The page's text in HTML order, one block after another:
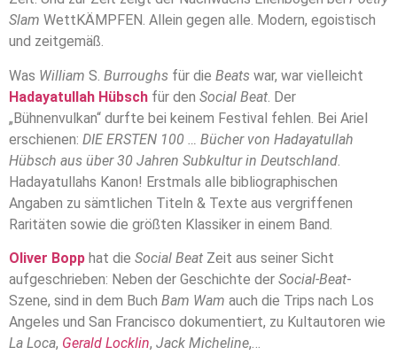
Slam WettKÄMPFEN. Allein gegen alle. Modern, egoistisch
und zeitgemäß.
Was William S. Burroughs für die Beats war, war vielleicht
Hadayatullah Hübsch für den Social Beat . Der
„Bühnenvulkan“ durfte bei keinem Festival fehlen. Bei Ariel
erschienen: DIE ERSTEN 100 … Bücher von Hadayatullah
Hübsch aus über 30 Jahren Subkultur in Deutschland
Hadayatullahs Kanon! Erstmals alle bibliographischen
Angaben zu sämtlichen Titeln & Texte aus vergriffenen
Raritäten sowie die größten Klassiker in einem Band.
Oliver Bopp hat die Social Beat Zeit aus seiner Sicht
aufgeschrieben: Neben der Geschichte der Social-Beat-
Szene, sind in dem Buch Bam Wam auch die Trips nach Los
Angeles und San Francisco dokumentiert, zu Kultautoren wie
La Loca, Gerald Locklin, Jack Micheline,…